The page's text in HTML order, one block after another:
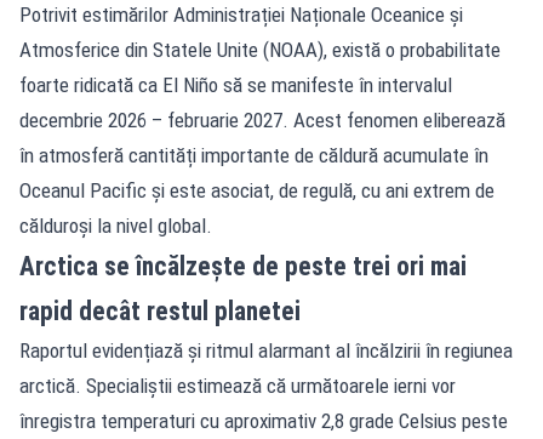
Potrivit estimărilor Administrației Naționale Oceanice și
Atmosferice din Statele Unite (NOAA), există o probabilitate
foarte ridicată ca El Niño să se manifeste în intervalul
decembrie 2026 – februarie 2027. Acest fenomen eliberează
în atmosferă cantități importante de căldură acumulate în
Oceanul Pacific și este asociat, de regulă, cu ani extrem de
călduroși la nivel global.
Arctica se încălzește de peste trei ori mai
rapid decât restul planetei
Raportul evidențiază și ritmul alarmant al încălzirii în regiunea
arctică. Specialiștii estimează că următoarele ierni vor
înregistra temperaturi cu aproximativ 2,8 grade Celsius peste